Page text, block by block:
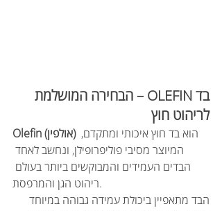
בד OLEFIN – הבחירה המושלמת
לריהוט חוץ
Olefin (אולפין) הוא בד חוץ איכותי ומתקדם,
המיוצר מסיבי פוליפרופילן, ונחשב לאחד
הבדים העמידים והמבוקשים ביותר בעולם
ריהוט הגן והמרפסת.
הבד מתאפיין ביכולת עמידה גבוהה במיוחד